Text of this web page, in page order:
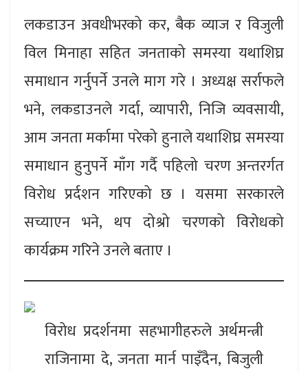
लकडाउन अवधीभरको कर, बैक व्याज र विजुली
विल मिनाहा सहित जनताको समस्या यथाशिघ्र
समाधान गर्नुपर्ने उनले माग गरे । अध्यक्ष सर्राफले
भने, लकडाउनले गर्दा, व्यापारी, निजि व्यवसायी,
आम जनता मर्कामा परेको हुनाले यथाशिघ्र समस्या
समाधान हुनुपर्ने माँग गर्दै पहिलो चरण अन्तरर्गत
विरोध प्रर्दशन गरिएको छ । यसमा सरकारले
सच्याएन भने, थप दोश्रो चरणको विरोधको
कार्यक्रम गरिने उनले बताए ।
विरोध प्रदर्शनमा सहभागीहरुले अर्थमन्त्री
राजिनामा दे, जनता मार्न पाइँदैन, बिजुली